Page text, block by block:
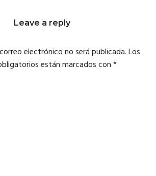
Leave a reply
electrónico no será publicada.Los
están marcados con*